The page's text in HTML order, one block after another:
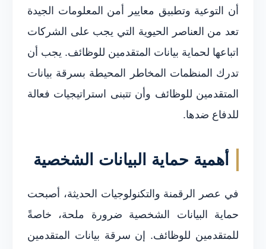
أن التوعية وتطبيق معايير أمن المعلومات الجيدة
تعد من العناصر الحيوية التي يجب على الشركات
اتباعها لحماية بيانات المتقدمين للوظائف. يجب أن
تدرك المنظمات المخاطر المحيطة بسرقة بيانات
المتقدمين للوظائف وأن تتبنى استراتيجيات فعالة
للدفاع ضدها.
أهمية حماية البيانات الشخصية
في عصر الرقمنة والتكنولوجيات الحديثة، أصبحت
حماية البيانات الشخصية ضرورة ملحة، خاصةً
للمتقدمين للوظائف. إن سرقة بيانات المتقدمين